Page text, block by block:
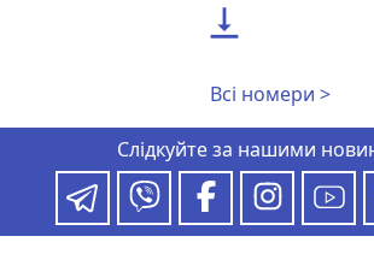

Всі номери >
Слідкуйте за нашими